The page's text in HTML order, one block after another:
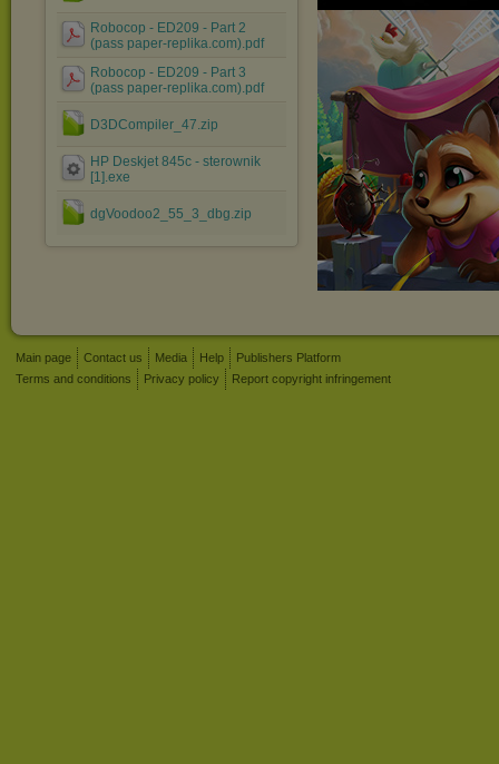
Robocop - ED209 - Part 2
(pass paper-replika.com).pdf
Robocop - ED209 - Part 3
(pass paper-replika.com).pdf
D3DCompiler_47.zip
HP Deskjet 845c - sterownik
[1].exe
dgVoodoo2_55_3_dbg.zip
Main page Contact us Media Help
Publishers Platform
Terms and conditions
Privacy policy Report copyright infringement